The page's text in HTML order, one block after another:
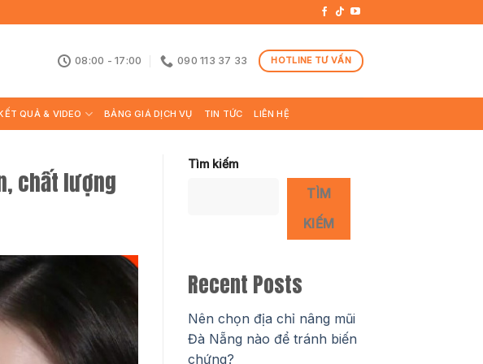
08:00 - 17:00 090 113 37 33 HOTLINE TƯ VẤN
QUẢ & VIDEO BẢNG GIÁ DỊCH VỤ TIN TỨC LIÊN HỆ
chất lượng
Tìm kiếm
TÌM
KIẾM
Recent Posts
Nên chọn địa chỉ nâng mũi
Đà Nẵng nào để tránh biến
chứng?